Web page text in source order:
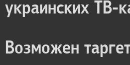
украинских ТВ-
Возможен